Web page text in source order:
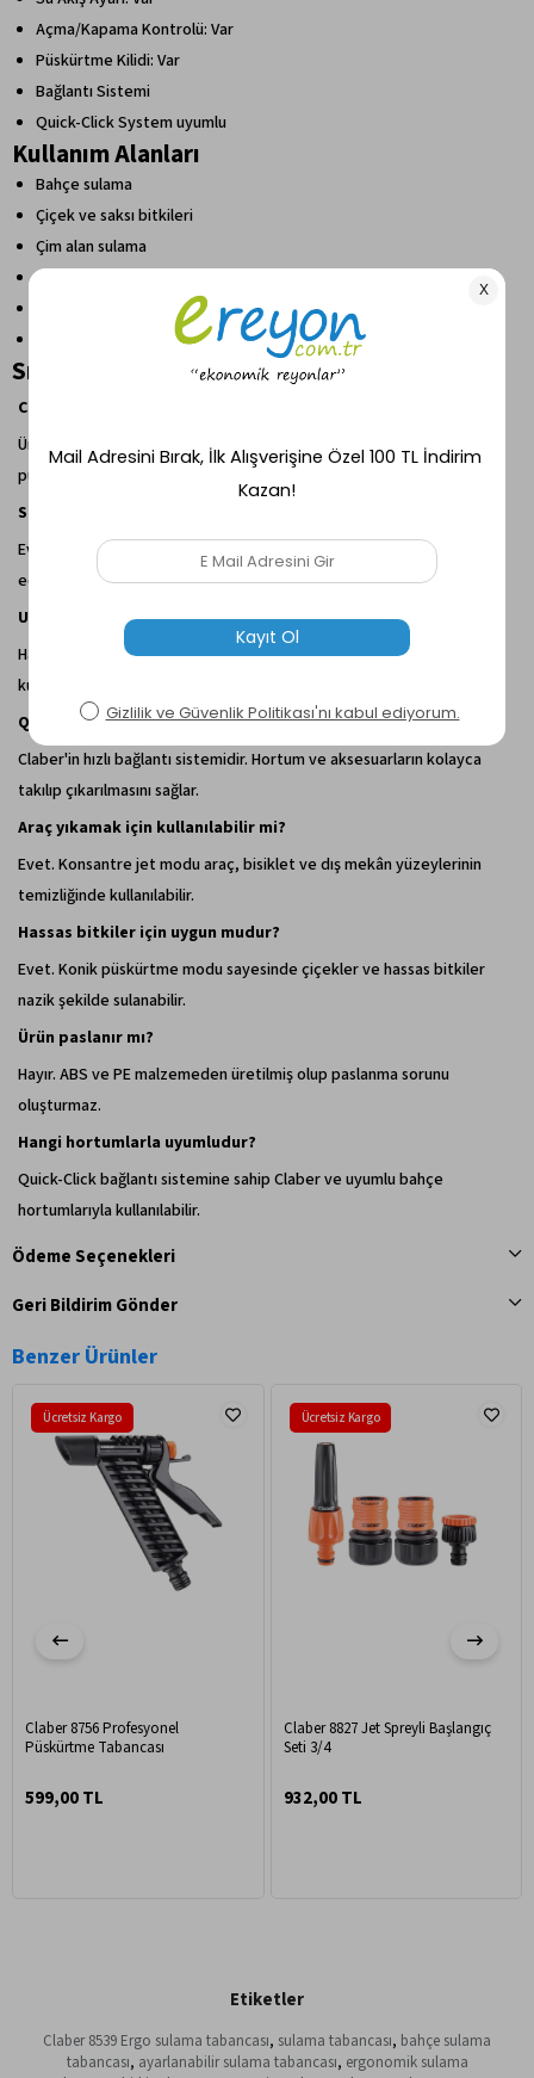
Açma/Kapama Kontrolü: Var
Püskürtme Kilidi: Var
Bağlantı Sistemi
Quick-Click System uyumlu
Kullanım Alanları
Bahçe sulama
Çiçek ve saksı bitkileri
Çim alan sulama
Balkon ve teras bitkileri
Dış mekân temizlik işleri
Sıkça Sorulan Sorular (SSS)
Claber 8539 kaç farklı püskürtme modu sunar?
Ürün iki farklı püskürtme seçeneğine sahiptir: konsantre jet ve konik
püskürtme.
Su akışı ayarlanabilir mi?
Evet. Üzerindeki ayar kolu sayesinde su miktarı kolayca kontrol
edilebilir.
Uzun süreli kullanımda kolu sürekli tutmak gerekir mi?
Hayır. Kilitleme özelliği sayesinde seçilen su akışı sabitlenebilir ve
kullanım konforu artırılır.
Quick-Click sistemi nedir?
Claber'in hızlı bağlantı sistemidir. Hortum ve aksesuarların kolayca
takılıp çıkarılmasını sağlar.
Araç yıkamak için kullanılabilir mi?
Evet. Konsantre jet modu araç, bisiklet ve dış mekân yüzeylerinin
temizliğinde kullanılabilir.
Hassas bitkiler için uygun mudur?
Evet. Konik püskürtme modu sayesinde çiçekler ve hassas bitkiler
nazik şekilde sulanabilir.
Ürün paslanır mı?
Hayır. ABS ve PE malzemeden üretilmiş olup paslanma sorunu
oluşturmaz.
Hangi hortumlarla uyumludur?
Quick-Click bağlantı sistemine sahip Claber ve uyumlu bahçe
hortumlarıyla kullanılabilir.
Ödeme Seçenekleri
Geri Bildirim Gönder
Benzer Ürünler
Claber 8756 Profesyonel
Püskürtme Tabancası
599,00 TL
Ücretsiz Kargo
Claber 8827 Jet Spreyli Başlangıç
Seti 3/4
932,00 TL
Ücretsiz Kargo
Etiketler
Claber 8539 Ergo sulama tabancası, sulama tabancası, bahçe sulama
tabancası, ayarlanabilir sulama tabancası, ergonomik sulama